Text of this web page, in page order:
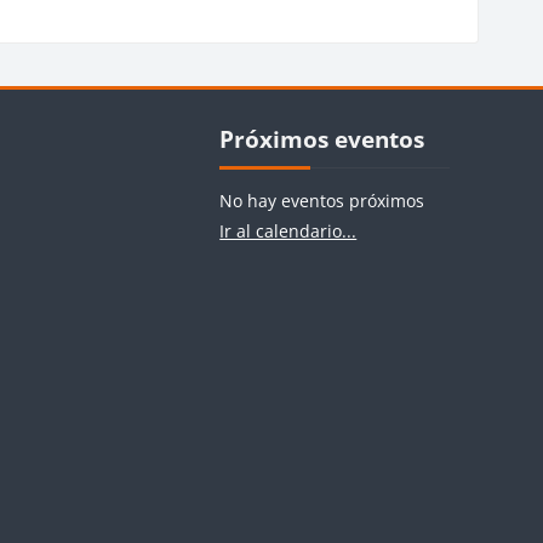
Bloques
Próximos eventos
No hay eventos próximos
Ir al calendario...